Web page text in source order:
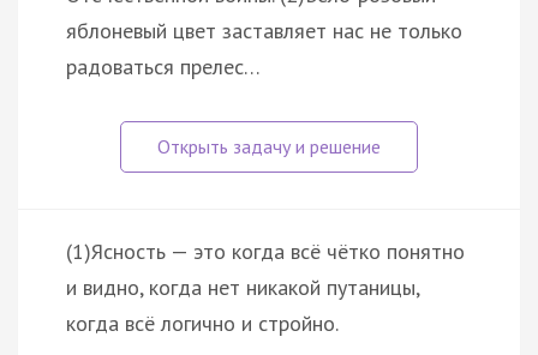
яблоневый цвет заставляет нас не только
радоваться прелес…
(1)Ясность — это когда всё чётко понятно
и видно, когда нет никакой путаницы,
когда всё логично и стройно.